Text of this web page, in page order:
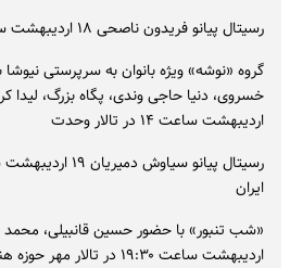
رسیتال پیانو فریدون ناصحی ۱۸ اردیبهشت ساعت ۲۱:۳۰ در تالار وحدت
گروه «نوشه» ویژه بانوان به سرپرستی نیوشا
اردیبهشت ساعت ۱۴ در تالار وحدت
ایران
اردیبهشت ساعت ۱۹:۳۰ در تالار مهر حوزه هنری